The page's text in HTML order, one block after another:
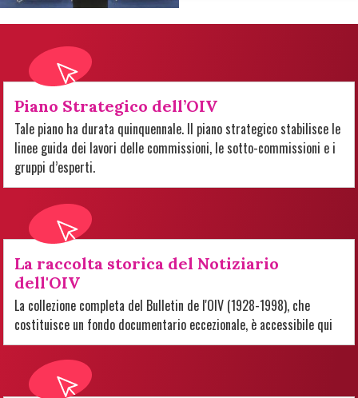
Piano Strategico dell’OIV
Tale piano ha durata quinquennale. Il piano strategico stabilisce le
linee guida dei lavori delle commissioni, le sotto-commissioni e i
gruppi d’esperti.
La raccolta storica del Notiziario
dell'OIV
La collezione completa del Bulletin de l'OIV (1928-1998), che
costituisce un fondo documentario eccezionale, è accessibile qui